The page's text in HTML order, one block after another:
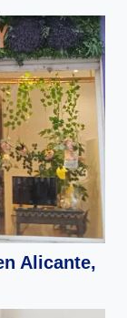
Alicante,